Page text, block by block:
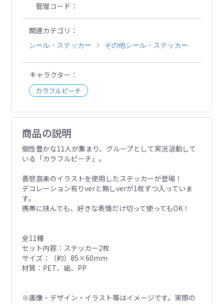
管理コード
関連カテゴリ
シール・ステッカー その他シール・ステッカー
キャラクター
カラフルピーチ
商品の説明
個性豊かな11人が集まり、グループとして実況活動して
いる「カラフルピーチ」。
喜怒哀楽のイラストを使用したステッカーが登場！
デコレーション有りverと無しverが1枚ずつ入っていま
す。
携帯に挟んでも、好きな表情だけ切って使ってもOK！
全11種
セット内容：ステッカー2枚
サイズ：（約）85×60mm
材質：PET、紙、PP
※画像・デザイン・イラスト等はイメージです。実際の